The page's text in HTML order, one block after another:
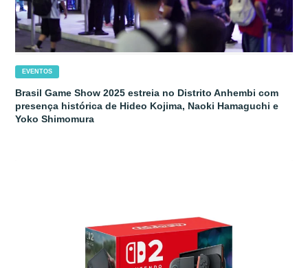
EVENTOS
Brasil Game Show 2025 estreia no Distrito Anhembi com
presença histórica de Hideo Kojima, Naoki Hamaguchi e
Yoko Shimomura